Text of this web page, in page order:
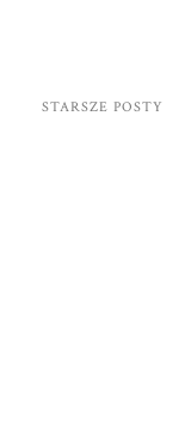
STARSZE POSTY